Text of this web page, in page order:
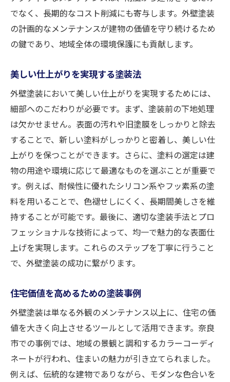
でなく、長期的なコスト削減にも寄与します。外壁塗装
の計画的なメンテナンスが建物の価値を守り続けるため
の鍵であり、地域全体の環境保護にも貢献します。
美しい仕上がりを実現する塗装法
外壁塗装において美しい仕上がりを実現するためには、
細部へのこだわりが必要です。まず、塗装前の下地処理
は欠かせません。表面の汚れや旧塗膜をしっかりと除去
することで、新しい塗料がしっかりと密着し、美しい仕
上がりを保つことができます。さらに、塗料の選定は建
物の用途や環境に応じて最適なものを選ぶことが重要で
す。例えば、耐候性に優れたシリコン系やフッ素系の塗
料を用いることで、色褪せしにくく、長期間美しさを維
持することが可能です。最後に、適切な塗装手法とプロ
フェッショナルな技術によって、均一で魅力的な表面仕
上げを実現します。これらのステップを丁寧に行うこと
で、外壁塗装の成功に繋がります。
住宅価値を高めるための塗装事例
外壁塗装は単なる外観のメンテナンス以上に、住宅の価
値を大きく向上させるツールとして活用できます。奈良
市での事例では、地域の景観と調和するカラーコーディ
ネートが行われ、住まいの魅力が引き立てられました。
例えば、伝統的な建物でありながら、モダンな色合いを